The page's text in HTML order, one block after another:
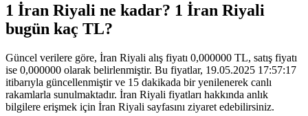
1 İran Riyali ne kadar? 1 İran Riyali
bugün kaç TL?
Güncel verilere göre, İran Riyali alış fiyatı 0,000000 TL, satış fiyatı
ise 0,000000 olarak belirlenmiştir. Bu fiyatlar, 19.05.2025 17:57:17
itibarıyla güncellenmiştir ve 15 dakikada bir yenilenerek canlı
rakamlarla sunulmaktadır. İran Riyali fiyatları hakkında anlık
bilgilere erişmek için İran Riyali sayfasını ziyaret edebilirsiniz.